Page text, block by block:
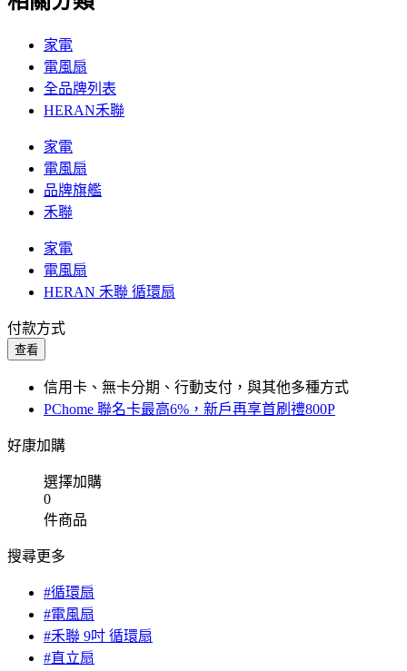
家電
電風扇
全品牌列表
HERAN禾聯
家電
電風扇
品牌旗艦
禾聯
家電
電風扇
HERAN 禾聯 循環扇
付款方式
查看
信用卡、無卡分期、行動支付，與其他多種方式
PChome 聯名卡最高6%，新戶再享首刷禮800P
好康加購
選擇加購
0
件商品
搜尋更多
#循環扇
#電風扇
#禾聯 9吋 循環扇
#直立扇